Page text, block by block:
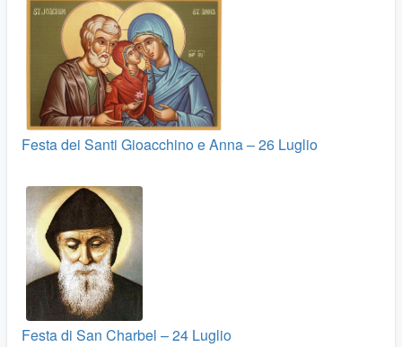
Festa dei Santi Gioacchino e Anna – 26 Luglio
Festa di San Charbel – 24 Luglio